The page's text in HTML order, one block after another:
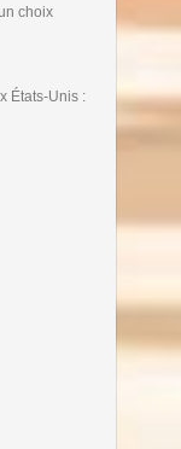
choix
États-Unis :